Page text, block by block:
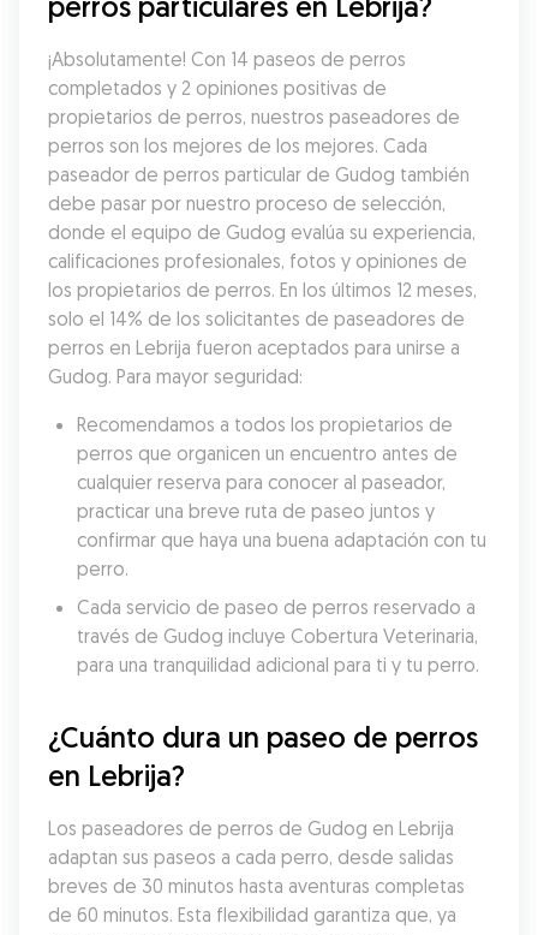
¡Absolutamente! Con 14 paseos de perros
completados y 2 opiniones positivas de
propietarios de perros, nuestros paseadores de
perros son los mejores de los mejores. Cada
paseador de perros particular de Gudog también
debe pasar por nuestro proceso de selección,
donde el equipo de Gudog evalúa su experiencia,
calificaciones profesionales, fotos y opiniones de
los propietarios de perros. En los últimos 12 meses,
solo el 14% de los solicitantes de paseadores de
perros en Lebrija fueron aceptados para unirse a
Gudog. Para mayor seguridad:
Recomendamos a todos los propietarios de
perros que organicen un encuentro antes de
cualquier reserva para conocer al paseador,
practicar una breve ruta de paseo juntos y
confirmar que haya una buena adaptación con tu
perro.
Cada servicio de paseo de perros reservado a
través de Gudog incluye Cobertura Veterinaria,
para una tranquilidad adicional para ti y tu perro.
¿Cuánto dura un paseo de perros
en Lebrija?
Los paseadores de perros de Gudog en Lebrija
adaptan sus paseos a cada perro, desde salidas
breves de 30 minutos hasta aventuras completas
de 60 minutos. Esta flexibilidad garantiza que, ya